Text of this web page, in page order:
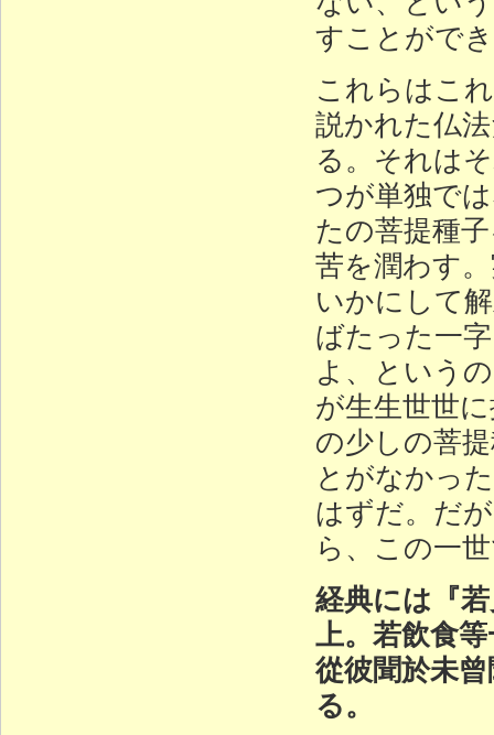
すことがで
これらはこ
説かれた仏
る。それは
つが単独で
たの菩提種
苦を潤わす
いかにして
ばたった一
よ、という
が生生世世
の少しの菩
とがなかっ
はずだ。だ
ら、この一
経典には『
上。若飲食
從彼聞於未
る。